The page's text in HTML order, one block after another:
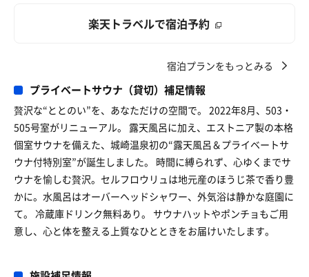
楽天トラベルで宿泊予約
宿泊プランをもっとみる
プライベートサウナ（貸切）補足情報
贅沢な“ととのい”を、あなただけの空間で。 2022年8月、503・
505号室がリニューアル。 露天風呂に加え、エストニア製の本格
個室サウナを備えた、城崎温泉初の“露天風呂＆プライベートサ
ウナ付特別室”が誕生しました。 時間に縛られず、心ゆくまでサ
ウナを愉しむ贅沢。セルフロウリュは地元産のほうじ茶で香り豊
かに。水風呂はオーバーヘッドシャワー、外気浴は静かな庭園に
て。 冷蔵庫ドリンク無料あり。 サウナハットやポンチョもご用
意し、心と体を整える上質なひとときをお届けいたします。